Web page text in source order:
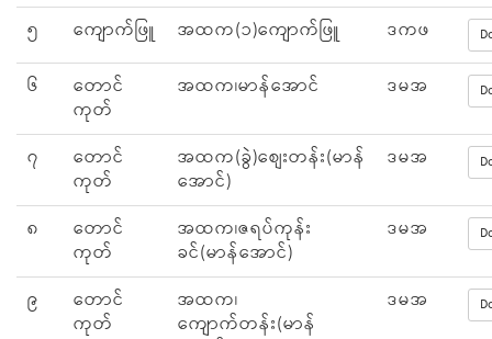
၅ ကျောက်ဖြူ အထက(၁)ကျောက်ဖြူ ဒကဖ
၆ တောင်
ကုတ်
အထက၊မာန်အောင် ဒမအ
၇ တောင်
ကုတ်
အထက(ခွဲ)ဈေးတန်း(မာန်
အောင်)
ဒမအ
၈ တောင်
ကုတ်
အထက၊ဇရပ်ကုန်း
ခင်(မာန်အောင်)
ဒမအ
၉ တောင်
ကုတ်
အထက၊
ကျောက်တန်း(မာန်
ဒမအ